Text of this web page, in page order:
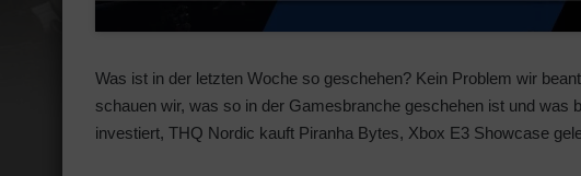
Was ist in der letzten Woche so geschehen? Kein Problem wir
schauen wir, was so in der Gamesbranche geschehen ist und was
investiert, THQ Nordic kauft Piranha Bytes, Xbox E3 Showcase